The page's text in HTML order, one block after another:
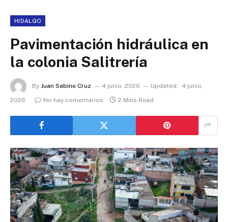
HIDALGO
Pavimentación hidráulica en
la colonia Salitrería
By Juan Sabino Cruz 4 junio, 2026 Updated:
4 junio,
2026
No hay comentarios 2 Mins Read